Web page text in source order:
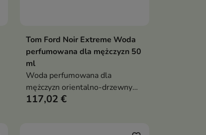
Dodaj do koszyka
Tom Ford Noir Extreme Woda
perfumowana dla mężczyzn 50
ml
Woda perfumowana dla
mężczyzn orientalno-drzewny
zapach z nutą kardamonu, kulfi i
117,02 €